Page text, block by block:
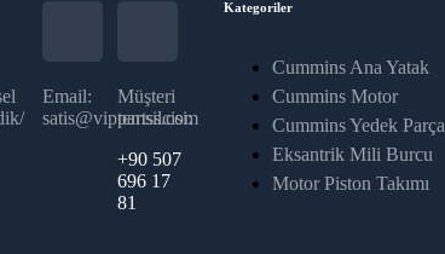
Email:
satis@vippartss.com
Müşteri
temsilcisi:
+90 507
696 17
81
Kategoriler
Cummins Ana Yatak
Cummins Motor
Cummins Yedek Parça
Eksantrik Mili Burcu
Motor Piston Takımı